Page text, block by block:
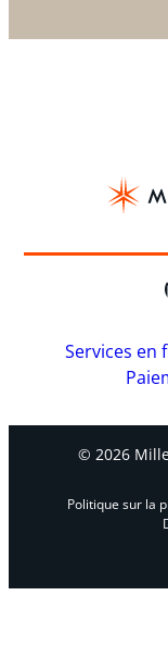
Services en
© 2026
Politique sur la